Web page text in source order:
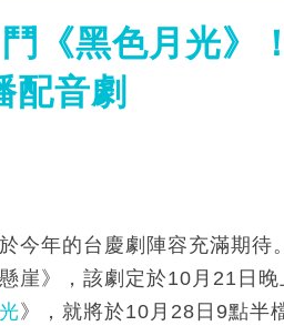
《黑色月光》
配音劇
今年的台慶劇陣容充滿期
崖》，該劇定於10月21日
》，就將於10月28日9點半